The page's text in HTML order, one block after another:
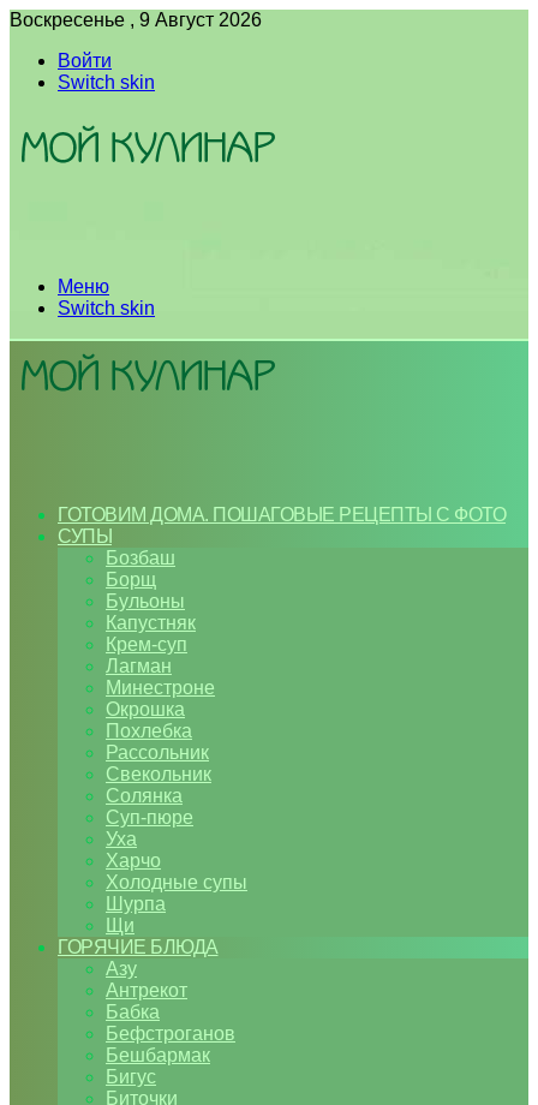
Воскресенье , 9 Август 2026
Войти
Switch skin
Меню
Switch skin
ГОТОВИМ ДОМА. ПОШАГОВЫЕ РЕЦЕПТЫ С ФОТО
СУПЫ
Бозбаш
Борщ
Бульоны
Капустняк
Крем-суп
Лагман
Минестроне
Окрошка
Похлебка
Рассольник
Свекольник
Солянка
Суп-пюре
Уха
Харчо
Холодные супы
Шурпа
Щи
ГОРЯЧИЕ БЛЮДА
Азу
Антрекот
Бабка
Бефстроганов
Бешбармак
Бигус
Биточки